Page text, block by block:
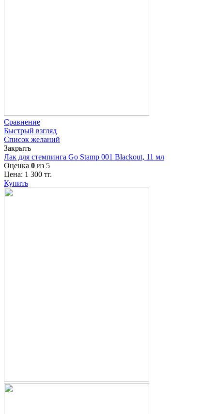
Сравнение
Быстрый взгляд
Список желаний
Закрыть
Лак для стемпинга Go Stamp 001 Blackout, 11 мл
Оценка 0 из 5
Цена: 1 300 тг.
Купить